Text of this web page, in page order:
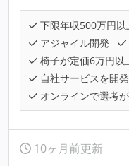
下限年収500万円以
アジャイル開発
椅子が定価6万円以
自社サービスを開発
オンラインで選考
10ヶ月前更新